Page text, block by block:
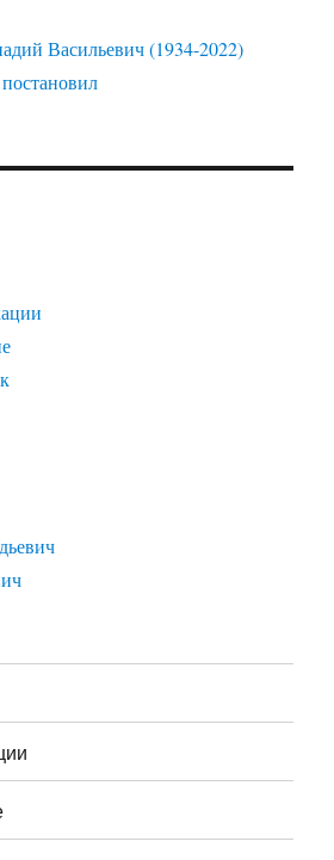
Васильевич (1934-2022)